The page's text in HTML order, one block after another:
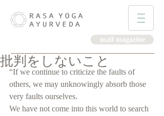
mail magazine
批判をしないこと
“If we continue to criticize the faults of
others, we may unknowingly absorb those
very faults ourselves.
We have not come into this world to search